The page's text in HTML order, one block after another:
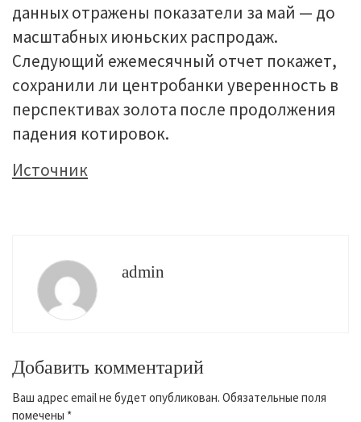
данных отражены показатели за май — до
масштабных июньских распродаж.
Следующий ежемесячный отчет покажет,
сохранили ли центробанки уверенность в
перспективах золота после продолжения
падения котировок.
Источник
admin
Добавить комментарий
Ваш адрес email не будет опубликован. Обязательные поля
помечены *